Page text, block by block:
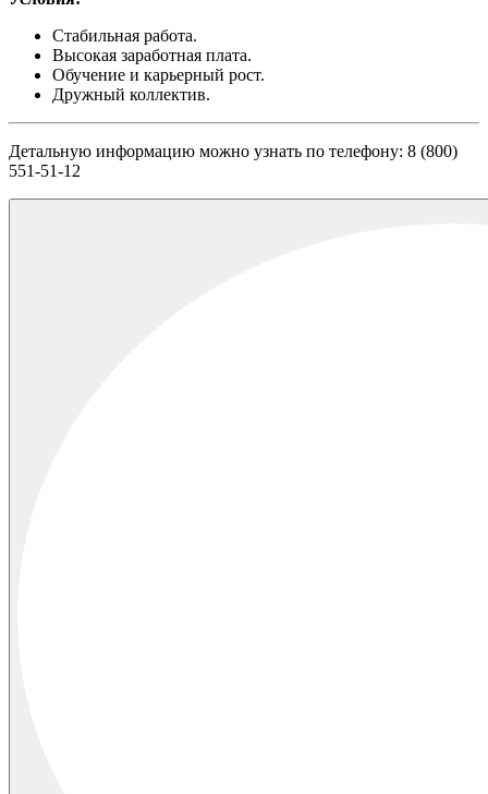
Стабильная работа.
Высокая заработная плата.
Обучение и карьерный рост.
Дружный коллектив.
Детальную информацию можно узнать по телефону: 8 (800)
551-51-12